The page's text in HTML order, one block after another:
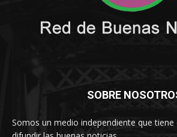
SOBRE
Somos un medio independiente que